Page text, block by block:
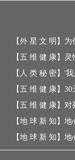
【外 星 文 明】 为
【五 维 健 康】
灵
【人 类 秘 密】 '我
【五 维 健 康】 30
【五 维 健 康】 对
【地 球 新 知】 地
【地 球 新 知】 地